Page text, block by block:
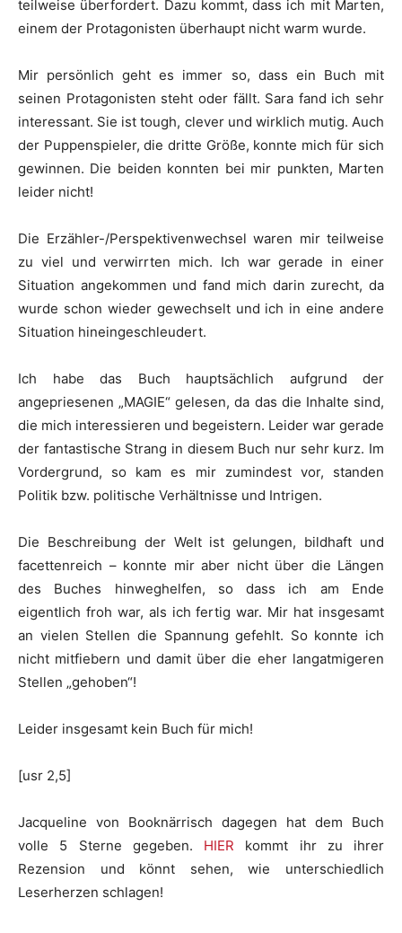
teilweise überfordert. Dazu kommt, dass ich mit Marten,
einem der Protagonisten überhaupt nicht warm wurde.
Mir persönlich geht es immer so, dass ein Buch mit
seinen Protagonisten steht oder fällt. Sara fand ich sehr
interessant. Sie ist tough, clever und wirklich mutig. Auch
der Puppenspieler, die dritte Größe, konnte mich für sich
gewinnen. Die beiden konnten bei mir punkten, Marten
leider nicht!
Die Erzähler-/Perspektivenwechsel waren mir teilweise
zu viel und verwirrten mich. Ich war gerade in einer
Situation angekommen und fand mich darin zurecht, da
wurde schon wieder gewechselt und ich in eine andere
Situation hineingeschleudert.
Ich habe das Buch hauptsächlich aufgrund der
angepriesenen „MAGIE“ gelesen, da das die Inhalte sind,
die mich interessieren und begeistern. Leider war gerade
der fantastische Strang in diesem Buch nur sehr kurz. Im
Vordergrund, so kam es mir zumindest vor, standen
Politik bzw. politische Verhältnisse und Intrigen.
Die Beschreibung der Welt ist gelungen, bildhaft und
facettenreich – konnte mir aber nicht über die Längen
des Buches hinweghelfen, so dass ich am Ende
eigentlich froh war, als ich fertig war. Mir hat insgesamt
an vielen Stellen die Spannung gefehlt. So konnte ich
nicht mitfiebern und damit über die eher langatmigeren
Stellen „gehoben“!
Leider insgesamt kein Buch für mich!
[usr 2,5]
Jacqueline von Booknärrisch dagegen hat dem Buch
volle 5 Sterne gegeben. HIER kommt ihr zu ihrer
Rezension und könnt sehen, wie unterschiedlich
Leserherzen schlagen!